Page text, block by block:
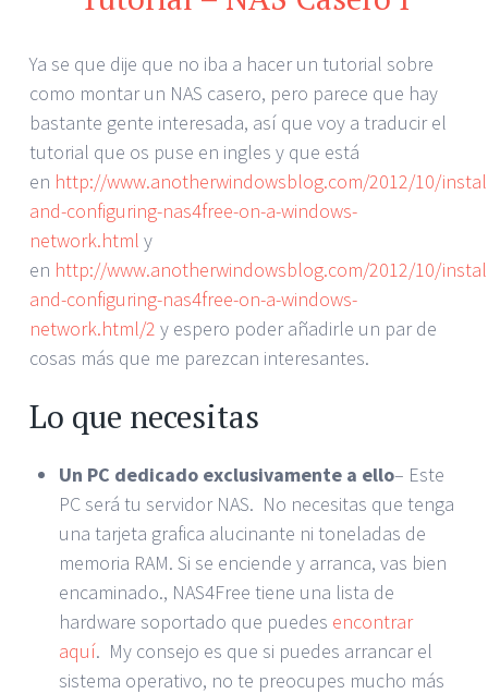
Ya se que dije que no iba a hacer un tutorial sobre
como montar un NAS casero, pero parece que hay
bastante gente interesada, así que voy a traducir el
tutorial que os puse en ingles y que está
en http://www.anotherwindowsblog.com/2012/10/
and-configuring-nas4free-on-a-windows-
network.html y
en http://www.anotherwindowsblog.com/2012/10/
and-configuring-nas4free-on-a-windows-
network.html/2 y espero poder añadirle un par de
cosas más que me parezcan interesantes.
Lo que necesitas
Un PC dedicado exclusivamente a ello– Este
PC será tu servidor NAS. No necesitas que tenga
una tarjeta grafica alucinante ni toneladas de
memoria RAM. Si se enciende y arranca, vas bien
encaminado., NAS4Free tiene una lista de
hardware soportado que puedes encontrar
aquí. My consejo es que si puedes arrancar el
sistema operativo, no te preocupes mucho más